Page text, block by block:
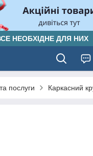
НЕОБХІДНЕ ДЛЯ НИХ
послуги Каркасний